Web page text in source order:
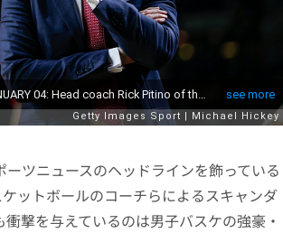
ーツニュースのヘッドラインを飾っている
ットボールのコーチらによるスキャンダ
撃を与えているのは男子バスケの強豪・